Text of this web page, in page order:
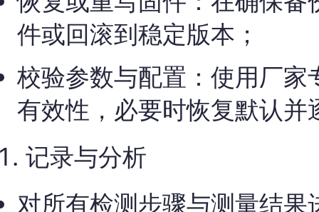
件或回滚到稳定版本；
校验参数与配置：使用厂
有效性，必要时恢复默认
记录与分析
对所有检测步骤与测量结